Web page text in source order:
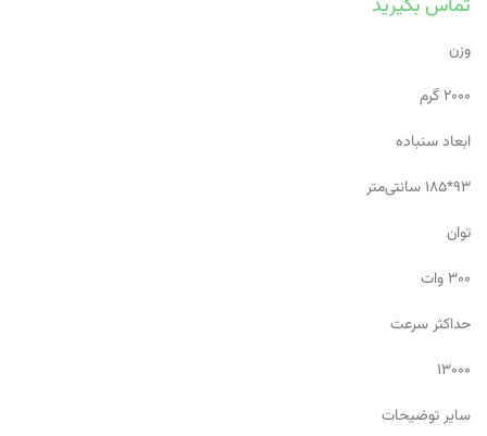
تماس بگیرید
وزن
۲۰۰۰ گرم
ابعاد سنباده
۹۳*۱۸۵ سانتی‌متر
توان
۳۰۰ وات
حداکثر سرعت
۱۳۰۰۰
سایر توضیحات